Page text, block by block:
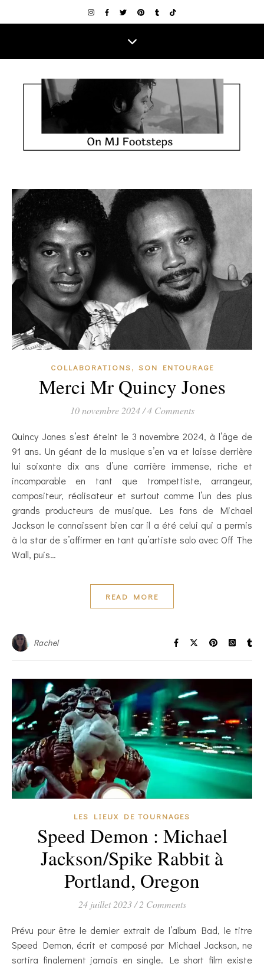
COLLABORATIONS, SON ENTOURAGE
Merci Mr Quincy Jones
10 novembre 2024 / 4 Comments
Quincy Jones s’est éteint le 3 novembre 2024, à l’âge de
91 ans. Un géant de la musique s’en va et laisse derrière
lui soixante dix ans d’une carrière immense, riche et
incomparable en tant que trompettiste, arrangeur,
compositeur, réalisateur et surtout comme l’un des plus
grands producteurs de musique. Les fans de Michael
Jackson le connaissent bien car il a été celui qui a permis
à la star de s’affirmer en tant qu’artiste solo avec Off The
Wall, puis…
READ MORE
Rachel
LES LIEUX DE TOURNAGES
Speed Demon : Michael
Jackson/Spike Rabbit à
Portland, Oregon
24 juillet 2023 / 2 Comments
Prévu pour être le dernier extrait de l’album Bad, le titre
Speed Demon, écrit et composé par Michael Jackson, ne
sortira finalement jamais en single. Le short film existe